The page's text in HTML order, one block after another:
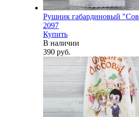
Рушник габардиновый
2097
Купить
В наличии
390 руб.